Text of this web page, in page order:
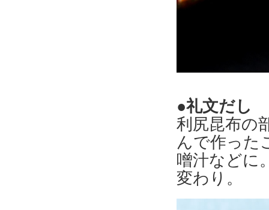
●礼文だし
利尻昆布の
んで作った
噌汁などに
変わり。